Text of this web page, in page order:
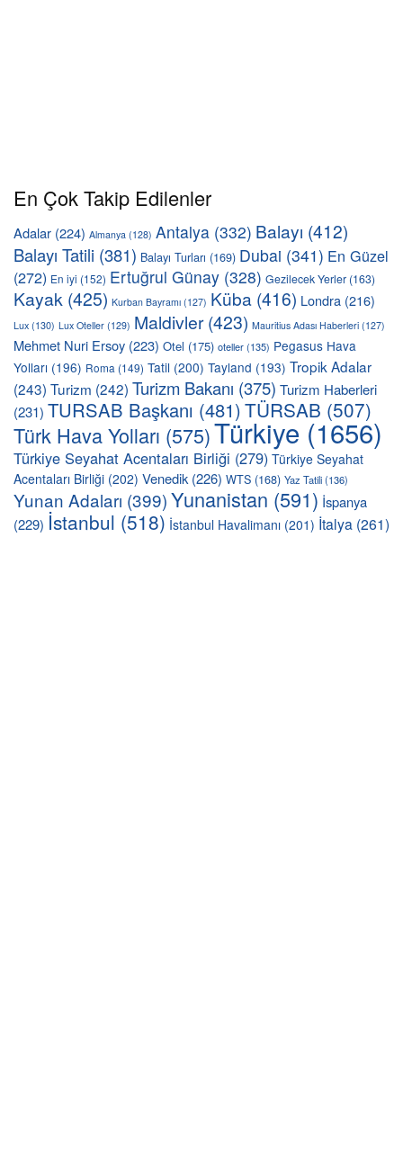
En Çok Takip Edilenler
Adalar (224) Almanya (128) Antalya (332) Balayı (412)
Balayı Tatili (381) Balayı Turları (169) Dubai (341) En Güzel
(272) En iyi (152) Ertuğrul Günay (328) Gezilecek Yerler (163)
Kayak (425) Kurban Bayramı (127) Küba (416) Londra (216)
Lux (130) Lux Oteller (129) Maldivler(423) Mauritius Adası Haberleri (127)
Mehmet Nuri Ersoy (223) Otel (175) oteller(135) Pegasus Hava
Yolları (196) Roma (149) Tatil (200) Tayland (193) Tropik Adalar
(243) Turizm (242) Turizm Bakanı (375) Turizm Haberleri
(231) TURSAB Başkanı (481)TÜRSAB (507)
Türk Hava Yolları (575)Türkiye (1656)
Türkiye Seyahat Acentaları Birliği (279) Türkiye Seyahat
Acentaları Birliği (202) Venedik (226) WTS (168) Yaz Tatili(136)
Yunan Adaları (399)Yunanistan (591) İspanya
(229) İstanbul (518) İstanbul Havalimanı (201) İtalya (261)